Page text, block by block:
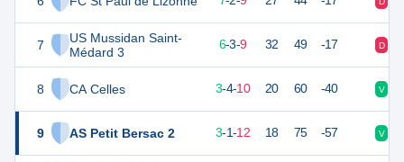
7
US Mussidan Saint-
Médard 3
8 CA Celles
9 AS Petit Bersac 2
21 6-3-9 32 49 -17 D
3-4-10 20 60 -40 V
8 3-1-12 18 75 -57 V